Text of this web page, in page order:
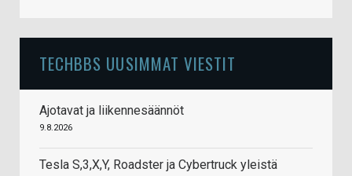
TECHBBS UUSIMMAT VIESTIT
Ajotavat ja liikennesäännöt
9.8.2026
Tesla S,3,X,Y, Roadster ja Cybertruck yleistä